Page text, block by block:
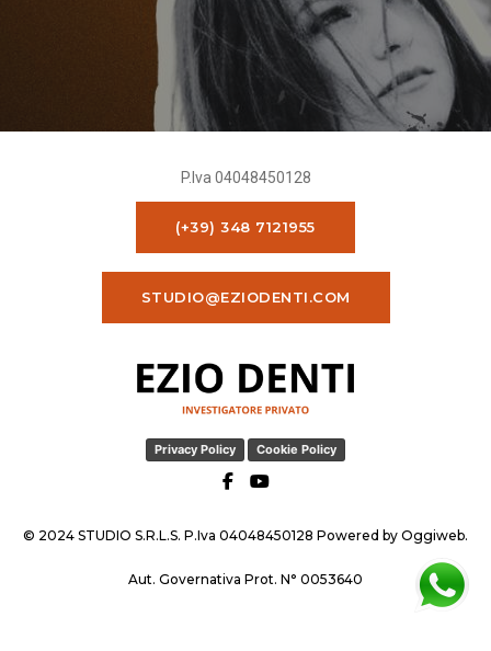
P.Iva 04048450128
(+39) 348 7121955
STUDIO@EZIODENTI.COM
Privacy Policy Cookie Policy
© 2024 STUDIO S.R.L.S. P.Iva 04048450128 Powered by Oggiweb.
Aut. Governativa Prot. N° 0053640